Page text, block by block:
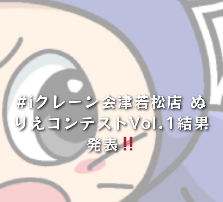
#iクレーン会津若松店 ぬ
りえコンテストVol.1結果
発表